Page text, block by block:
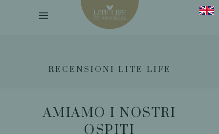
RECENSIONI LITE LIFE
AMIAMO I NOSTRI
OSPITI